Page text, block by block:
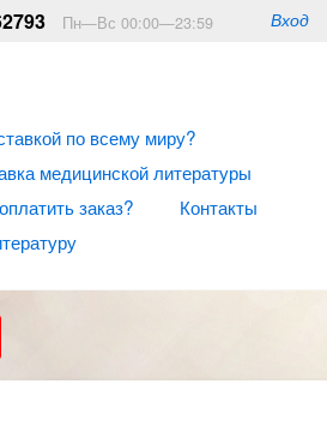
Вход
Пн—Вс 00:00—23:59
по всему миру?
медицинской литературы
заказ?
Контакты